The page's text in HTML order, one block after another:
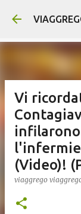
Vi
(Video)!
viaggrego